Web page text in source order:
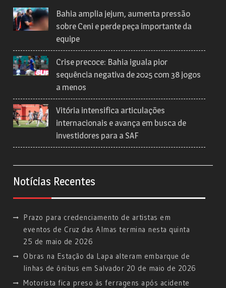
Bahia amplia jejum, aumenta pressão
sobre Ceni e perde peça importante da
equipe
Crise precoce: Bahia iguala pior
sequência negativa de 2025 com 38 jogos
a menos
Vitória intensifica articulações
internacionais e avança em busca de
investidores para a SAF
Notícias Recentes
Prazo para credenciamento de artistas em
eventos de Cruz das Almas termina nesta quinta
25 de maio de 2026
Obras na Estação da Lapa alteram embarque de
linhas de ônibus em Salvador 20 de maio de 2026
Motorista fica preso às ferragens após acidente